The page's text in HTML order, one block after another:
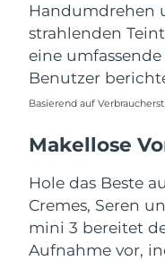
Handumdrehen
strahlenden
eine
Benutzer
Basierend auf
Makellose
Hole das Beste
Cremes, Seren
mini 3 bereitet
Aufnahme vor,
Vereinigtes
Königreich
Vereinigte
Vietnam